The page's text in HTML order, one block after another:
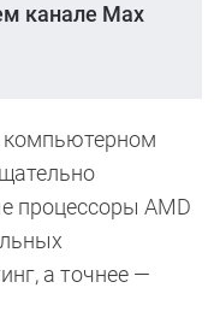
канале Max
компьютерном
процессоры AMD
а точнее —